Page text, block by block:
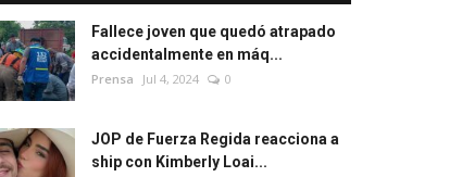
Fallece joven que quedó atrapado
accidentalmente en máq...
Prensa Jul 4, 2024 0
JOP de Fuerza Regida reacciona a
ship con Kimberly Loai...